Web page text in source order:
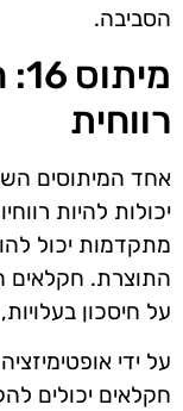
הסביבה.
רווחית
אחד המיתוסים
יכולות להיות
מתקדמות יכול
התוצרת. חקלאים
על חיסכון
על ידי
חקלאים יכולים